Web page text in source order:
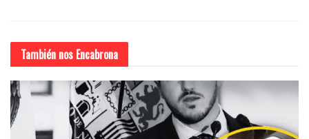
También nos Encabrona